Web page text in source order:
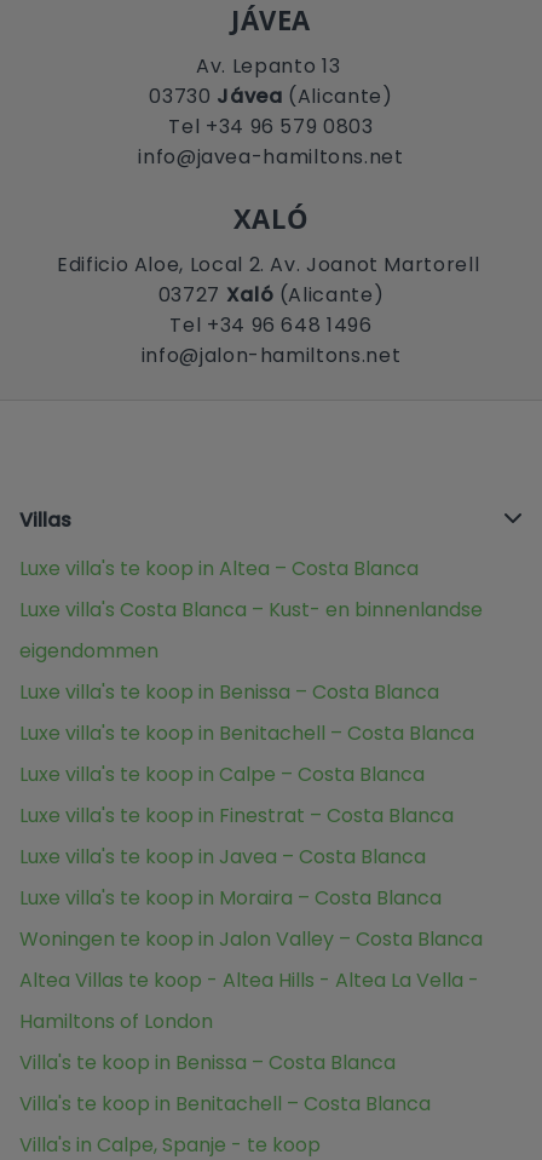
JÁVEA
Av. Lepanto 13
03730 Jávea (Alicante)
Tel +34 96 579 0803
info@javea-hamiltons.net
XALÓ
Edificio Aloe, Local 2. Av. Joanot Martorell
03727 Xaló (Alicante)
Tel +34 96 648 1496
info@jalon-hamiltons.net
Villas
Luxe villa's te koop in Altea – Costa Blanca
Luxe villa's Costa Blanca – Kust- en binnenlandse
eigendommen
Luxe villa's te koop in Benissa – Costa Blanca
Luxe villa's te koop in Benitachell – Costa Blanca
Luxe villa's te koop in Calpe – Costa Blanca
Luxe villa's te koop in Finestrat – Costa Blanca
Luxe villa's te koop in Javea – Costa Blanca
Luxe villa's te koop in Moraira – Costa Blanca
Woningen te koop in Jalon Valley – Costa Blanca
Altea Villas te koop - Altea Hills - Altea La Vella -
Hamiltons of London
Villa's te koop in Benissa – Costa Blanca
Villa's te koop in Benitachell – Costa Blanca
Villa's in Calpe, Spanje - te koop